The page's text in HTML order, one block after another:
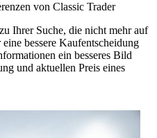
von Classic Trader
Ihrer Suche, die nicht mehr auf
bessere Kaufentscheidung
ein besseres Bild
und aktuellen Preis eines